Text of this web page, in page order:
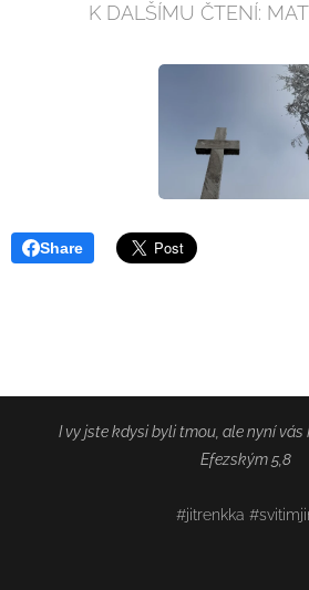
K DALŠÍMU ČTENÍ:
Share
I vy jste kdysi byli tmou, ale nyní vás
Efezským 5,8
#jitrenkka